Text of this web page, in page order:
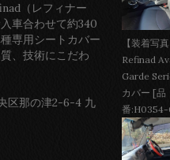
（レフィナー
車合わせて約340
専用シートカバー
、技術にこだわ
区那の津2-6-4 九
【装着写
Refinad
Garde
カバー [品
番:H0354-